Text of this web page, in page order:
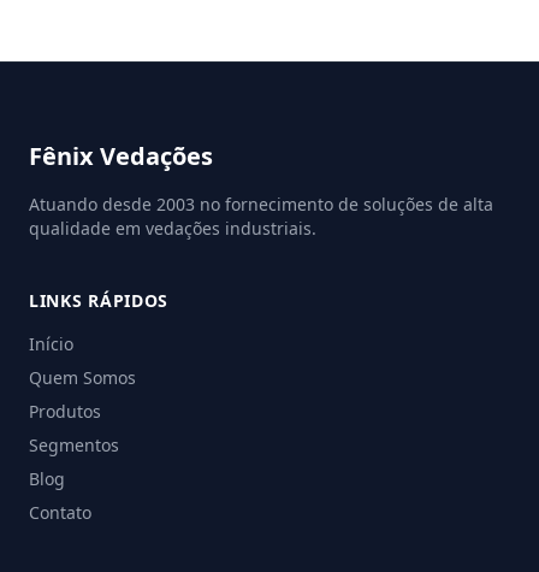
Fênix Vedações
Atuando desde 2003 no fornecimento de soluções de alta
qualidade em vedações industriais.
LINKS RÁPIDOS
Início
Quem Somos
Produtos
Segmentos
Blog
Contato